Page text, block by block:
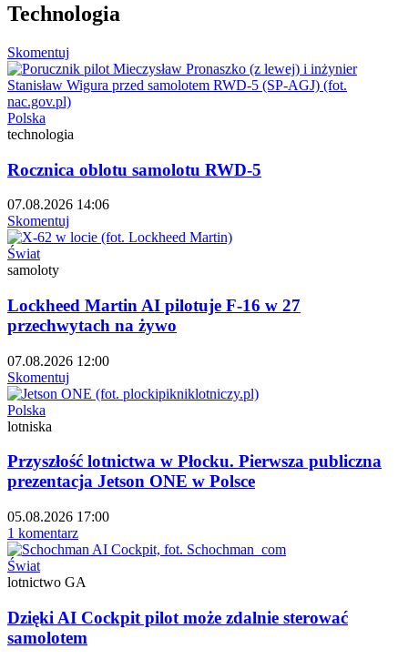
Technologia
Skomentuj
Polska
technologia
Rocznica oblotu samolotu RWD-5
07.08.2026 14:06
Skomentuj
Świat
samoloty
Lockheed Martin AI pilotuje F-16 w 27
przechwytach na żywo
07.08.2026 12:00
Skomentuj
Polska
lotniska
Przyszłość lotnictwa w Płocku. Pierwsza publiczna
prezentacja Jetson ONE w Polsce
05.08.2026 17:00
1 komentarz
Świat
lotnictwo GA
Dzięki AI Cockpit pilot może zdalnie sterować
samolotem